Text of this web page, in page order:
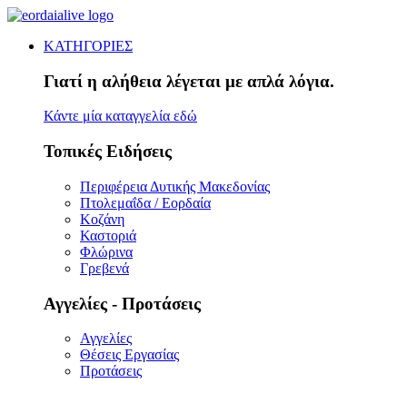
ΚΑΤΗΓΟΡΙΕΣ
Γιατί η αλήθεια λέγεται με απλά λόγια.
Κάντε μία καταγγελία εδώ
Τοπικές Ειδήσεις
Περιφέρεια Δυτικής Μακεδονίας
Πτολεμαΐδα / Εορδαία
Κοζάνη
Καστοριά
Φλώρινα
Γρεβενά
Αγγελίες - Προτάσεις
Αγγελίες
Θέσεις Εργασίας
Προτάσεις